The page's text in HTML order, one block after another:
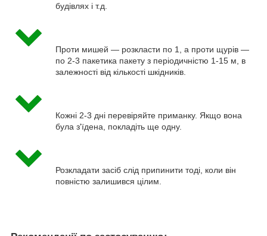
будівлях і т.д.
Проти мишей — розкласти по 1, а проти щурів —
по 2-3 пакетика пакету з періодичністю 1-15 м, в
залежності від кількості шкідників.
Кожні 2-3 дні перевіряйте приманку. Якщо вона
була з'їдена, покладіть ще одну.
Розкладати засіб слід припинити тоді, коли він
повністю залишився цілим.